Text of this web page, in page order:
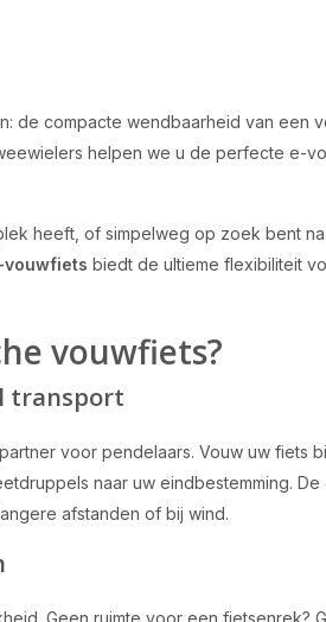
de compacte wendbaarheid van een
helpen we u de perfecte e-
heeft, of simpelweg op zoek bent
vouwfiets biedt de ultieme flexibiliteit
vouwfiets?
transport
voor pendelaars. Vouw uw fiets
naar uw eindbestemming. De
afstanden of bij wind.
Geen ruimte voor een fietsenrek?